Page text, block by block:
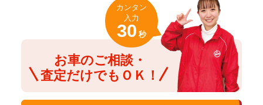
お車のご相談・
査定だけでもＯＫ！
カンタン
入力
30 秒